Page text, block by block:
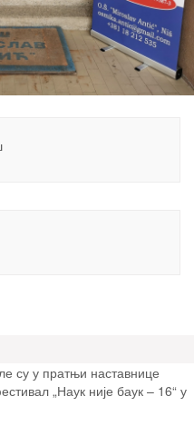
су у пратњи наставнице
„Наук није баук – 16“ у